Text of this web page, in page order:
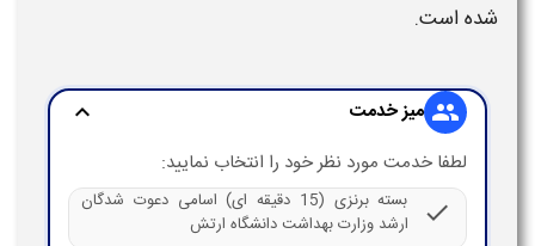
شده است.
group میز خدمت expand_more
لطفا خدمت مورد نظر خود را انتخاب نمایید:
check
بسته برنزی (15 دقیقه ای) اسامی دعوت شدگان
ارشد وزارت بهداشت دانشگاه ارتش